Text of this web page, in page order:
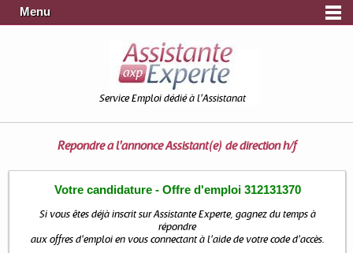
Menu
Service Emploi dédié à l'Assistanat
Répondre à l'annonceAssistant(e) de direction h/f
Votre candidature - Offre d'emploi 312131370
Si vous êtes déjà inscrit sur Assistante Experte, gagnez du temps à
répondre
aux offres d'emploi en vous connectant à l'aide de votre code d'accès.